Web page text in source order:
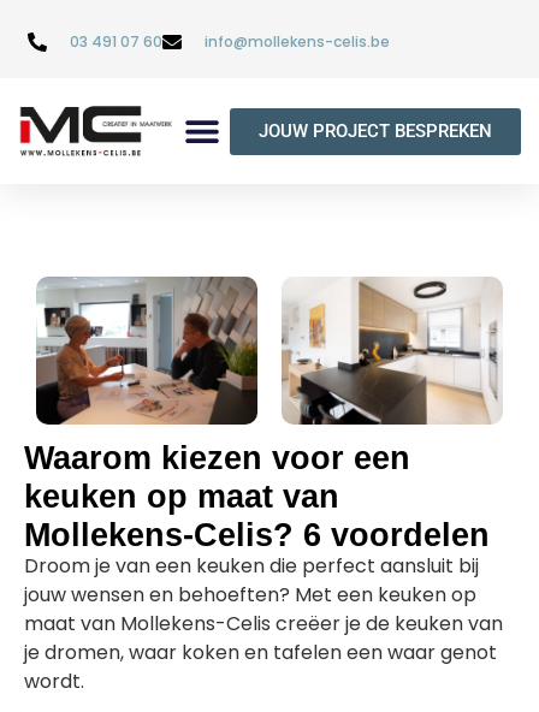
03 491 07 60 info@mollekens-celis.be
JOUW PROJECT BESPREKEN
Waarom kiezen voor een
keuken op maat van
Mollekens-Celis? 6 voordelen
Droom je van een keuken die perfect aansluit bij
jouw wensen en behoeften? Met een keuken op
maat van Mollekens-Celis creëer je de keuken van
je dromen, waar koken en tafelen een waar genot
wordt.